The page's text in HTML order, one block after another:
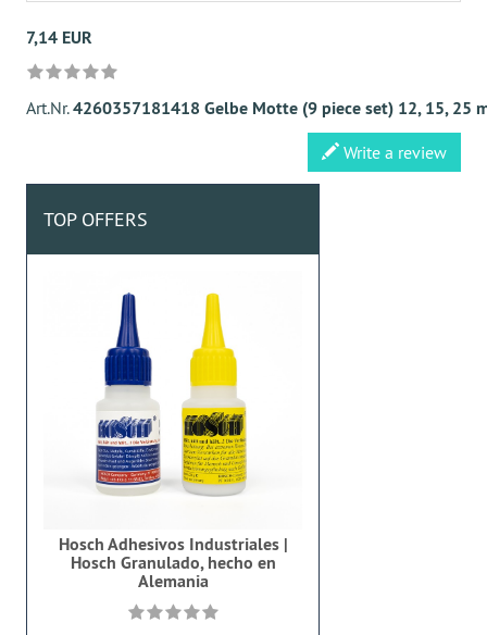
7,14 EUR
Art.Nr.4260357181418 Gelbe Motte (9 piece set) 12, 15, 25
Write a review
TOP OFFERS
Hosch Adhesivos Industriales |
Hosch Granulado, hecho en
Alemania